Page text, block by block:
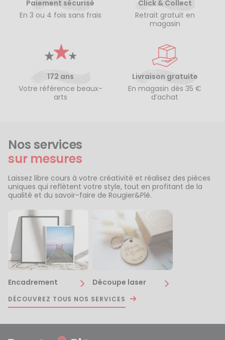
Paiement sécurisé
En 3 ou 4 fois sans frais
Click & Collect
Retrait gratuit en
magasin
172 ans
Votre référence beaux-
arts
Livraison gratuite
En magasin dès 35 €
d’achat
Nos services
sur mesures
Laissez libre cours à votre créativité et réalisez des pièces
uniques qui reflètent votre style, tout en profitant de la
qualité et du savoir-faire de Rougier&Plé.
Encadrement Découpe laser
DÉCOUVREZ TOUS NOS SERVICES